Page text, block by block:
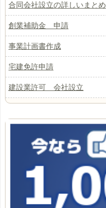
合同会社設立の詳しいまとめ
創業補助金 申請
事業計画書作成
宅建免許申請
建設業許可 会社設立